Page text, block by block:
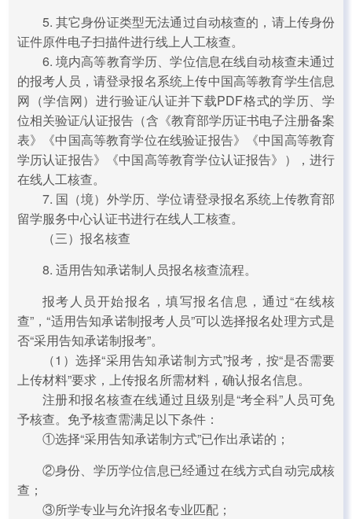
5. 其它身份证类型无法通过自动核查的，请上传身份
证件原件电子扫描件进行线上人工核查。
6. 境内高等教育学历、学位信息在线自动核查未通过
的报考人员，请登录报名系统上传中国高等教育学生信息
网（学信网）进行验证/认证并下载PDF格式的学历、学
位相关验证/认证报告（含《教育部学历证书电子注册备案
表》《中国高等教育学位在线验证报告》《中国高等教育
学历认证报告》《中国高等教育学位认证报告》），进行
在线人工核查。
7. 国（境）外学历、学位请登录报名系统上传教育部
留学服务中心认证书进行在线人工核查。
（三）报名核查
8. 适用告知承诺制人员报名核查流程。
报考人员开始报名，填写报名信息，通过“在线核
查”，“适用告知承诺制报考人员”可以选择报名处理方式是
否“采用告知承诺制报考”。
（1）选择“采用告知承诺制方式”报考，按“是否需要
上传材料”要求，上传报名所需材料，确认报名信息。
注册和报名核查在线通过且级别是“考全科”人员可免
予核查。免予核查需满足以下条件：
①选择“采用告知承诺制方式”已作出承诺的；
②身份、学历学位信息已经通过在线方式自动完成核
查；
③所学专业与允许报名专业匹配；